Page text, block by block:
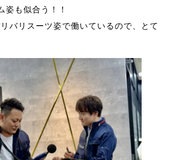
姿も似合う！！
バリスーツ姿で働いているので、とて